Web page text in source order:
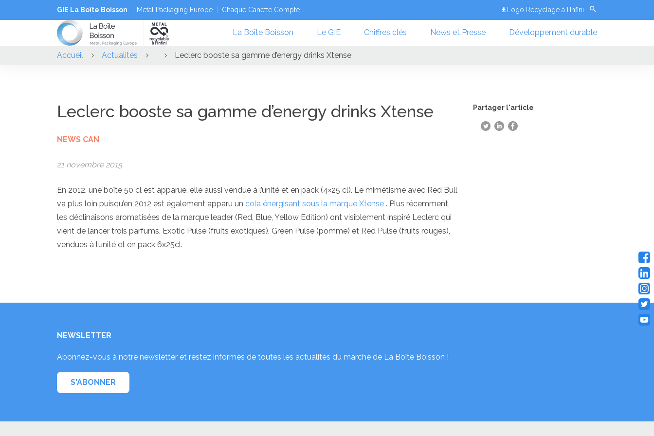
GIE La Boîte Boisson Metal Packaging Europe Chaque Canette Compte Logo Recyclage à l’Infini
La Boîte Boisson Le GIE Chiffres clés News et Presse Développement durable
Accueil Actualités Leclerc booste sa gamme d’energy drinks Xtense
Leclerc booste sa gamme d’energy drinks Xtense
NEWS CAN
21 novembre 2015
En 2012, une boîte 50 cl est apparue, elle aussi vendue à l’unité et en pack (4×25 cl). Le mimétisme avec Red Bull
va plus loin puisqu’en 2012 est également apparu un cola énergisant sous la marque Xtense . Plus récemment,
les déclinaisons aromatisées de la marque leader (Red, Blue, Yellow Edition) ont visiblement inspiré Leclerc qui
vient de lancer trois parfums, Exotic Pulse (fruits exotiques), Green Pulse (pomme) et Red Pulse (fruits rouges),
vendues à l’unité et en pack 6x25cl.
Partager l'article
NEWSLETTER
Abonnez-vous à notre newsletter et restez informés de toutes les actualités du marché de La Boîte Boisson !
S'ABONNER